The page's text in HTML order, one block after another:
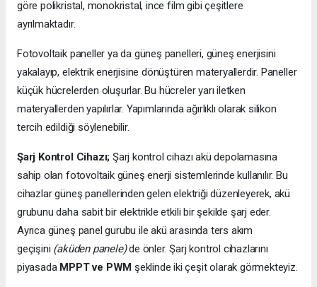
göre polikristal, monokristal, ince film gibi çeşitlere
ayrılmaktadır.
Fotovoltaik paneller ya da güneş panelleri, güneş enerjisini
yakalayıp, elektrik enerjisine dönüştüren materyallerdir. Paneller
küçük hücrelerden oluşurlar. Bu hücreler yarı iletken
materyallerden yapılırlar. Yapımlarında ağırlıklı olarak silikon
tercih edildiği söylenebilir.
Şarj Kontrol Cihazı; Şarj kontrol cihazı akü depolamasına
sahip olan fotovoltaik güneş enerji sistemlerinde kullanılır. Bu
cihazlar güneş panellerinden gelen elektriği düzenleyerek, akü
grubunu daha sabit bir elektrikle etkili bir şekilde şarj eder.
Ayrıca güneş panel gurubu ile akü arasında ters akım
geçişini (aküden panele)de önler. Şarj kontrol cihazlarını
piyasada MPPT ve PWM şeklinde iki çeşit olarak görmekteyiz.